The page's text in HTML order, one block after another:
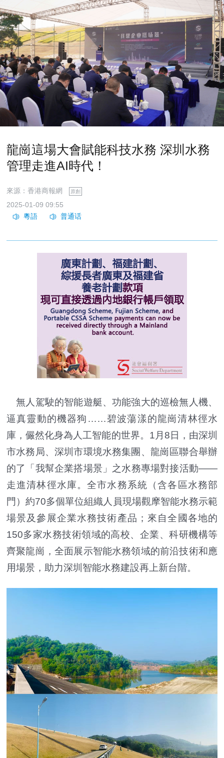
龍崗這場大會賦能科技水務 深圳水務
管理走進AI時代！
來源：香港商報網 原創
2025-01-09 09:55
無人駕駛的智能遊艇、功能強大的巡檢無人機、
逼真靈動的機器狗……碧波蕩漾的龍崗清林徑水
庫，儼然化身為人工智能的世界。1月8日，由深圳
市水務局、深圳市環境水務集團、龍崗區聯合舉辦
的了「我幫企業搭場景」之水務專場對接活動——
走進清林徑水庫。全市水務系統（含各區水務部
門）約70多個單位組織人員現場觀摩智能水務示範
場景及參展企業水務技術產品；來自全國各地的
150多家水務技術領域的高校、企業、科研機構等
齊聚龍崗，全面展示智能水務領域的前沿技術和應
用場景，助力深圳智能水務建設再上新台階。